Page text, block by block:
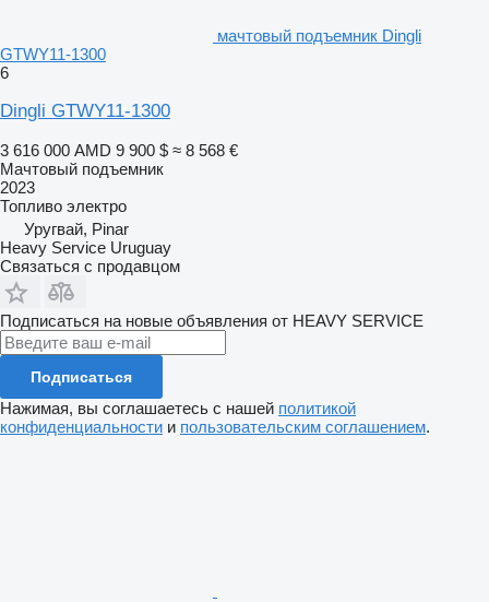
мачтовый подъемник Dingli
GTWY11-1300
6
Dingli GTWY11-1300
3 616 000 AMD 9 900 $ ≈ 8 568 €
Мачтовый подъемник
2023
Топливо электро
Уругвай, Pinar
Heavy Service Uruguay
Связаться с продавцом
Подписаться на новые объявления от HEAVY SERVICE
Подписаться
Нажимая, вы соглашаетесь с нашей политикой
конфиденциальности и пользовательским соглашением.